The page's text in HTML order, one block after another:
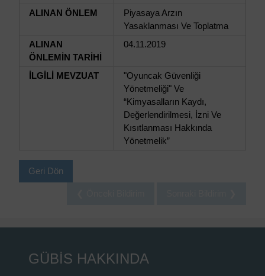
ALINAN ÖNLEM
Piyasaya Arzın
Yasaklanması Ve Toplatma
ALINAN
ÖNLEMİN TARİHİ
04.11.2019
İLGİLİ MEVZUAT
"Oyuncak Güvenliği
Yönetmeliği" Ve
“Kimyasalların Kaydı,
Değerlendirilmesi, İzni Ve
Kısıtlanması Hakkında
Yönetmelik”
Geri Dön
GÜBİS HAKKINDA